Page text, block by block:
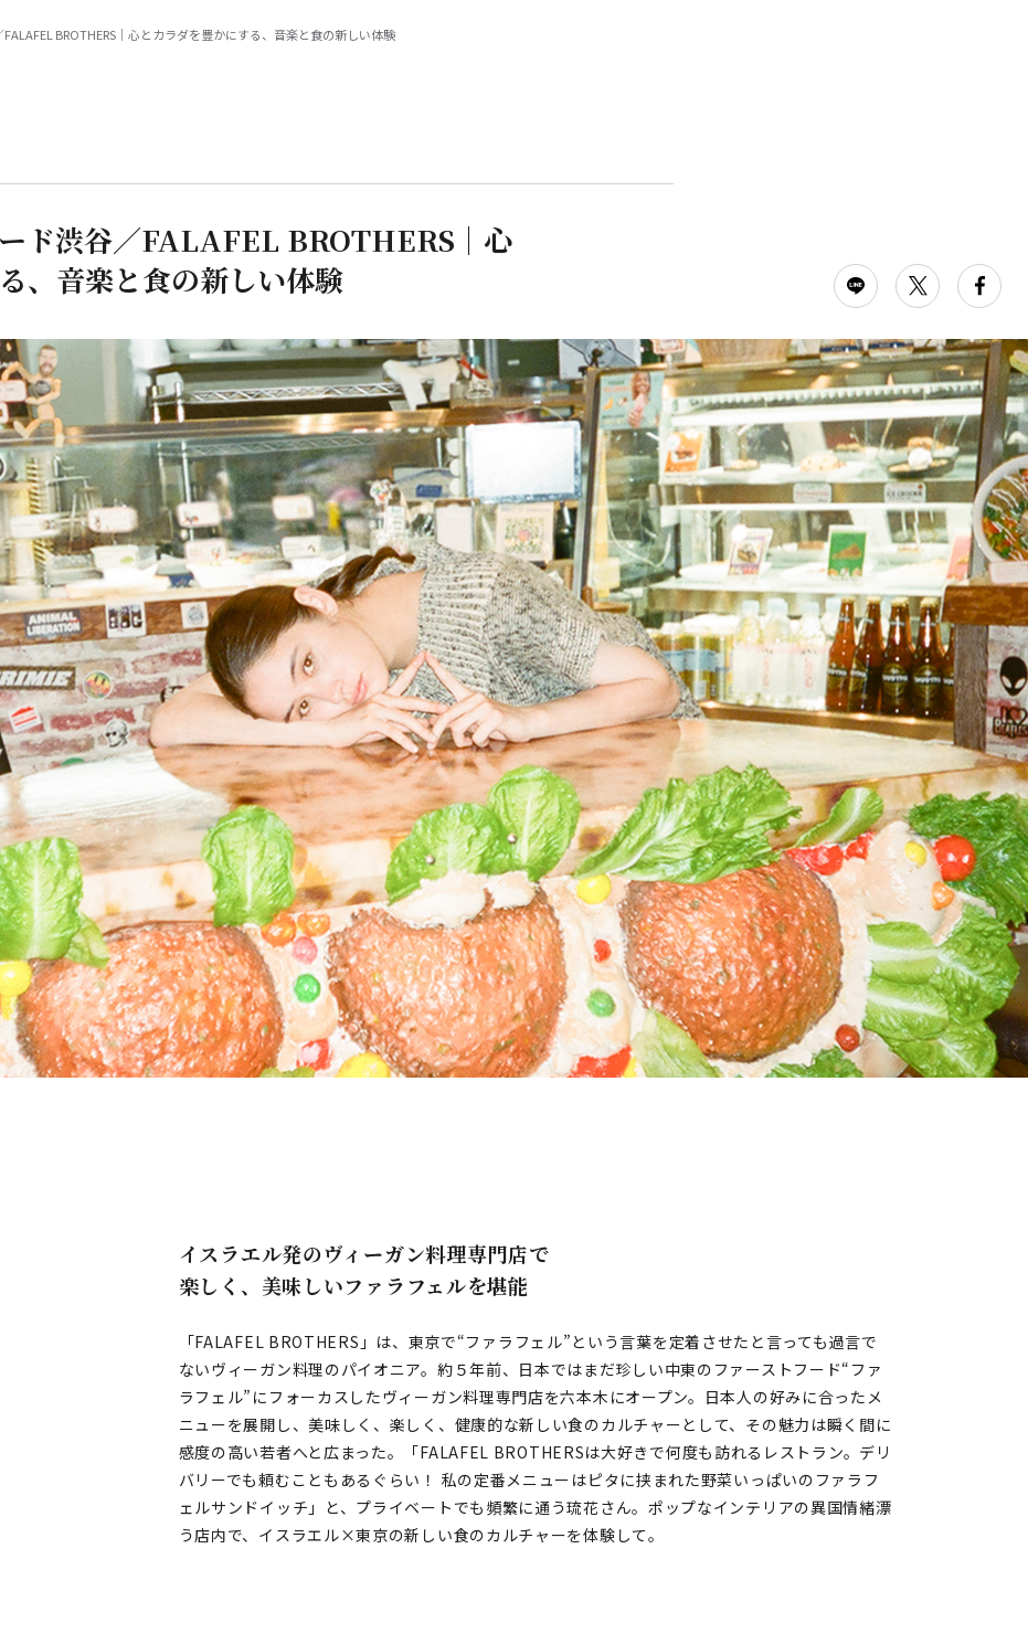
BROTHERS｜心とカラダを豊かにする、音楽と食の新しい体験
ド渋谷／FALAFEL BROTHERS｜心
、音楽と食の新しい体験
イスラエル発のヴィーガン料理専門店で
楽しく、美味しいファラフェルを堪能
「FALAFEL BROTHERS」は、東京で“ファラフェル”という言葉を定着させたと言っても過言で
ないヴィーガン料理のパイオニア。約５年前、日本ではまだ珍しい中東のファーストフード“ファ
ラフェル”にフォーカスしたヴィーガン料理専門店を六本木にオープン。日本人の好みに合ったメ
ニューを展開し、美味しく、楽しく、健康的な新しい食のカルチャーとして、その魅力は瞬く間に
感度の高い若者へと広まった。「FALAFEL BROTHERSは大好きで何度も訪れるレストラン。デリ
バリーでも頼むこともあるぐらい！ 私の定番メニューはピタに挟まれた野菜いっぱいのファラフ
ェルサンドイッチ」と、プライベートでも頻繁に通う琉花さん。ポップなインテリアの異国情緒漂
う店内で、イスラエル×東京の新しい食のカルチャーを体験して。